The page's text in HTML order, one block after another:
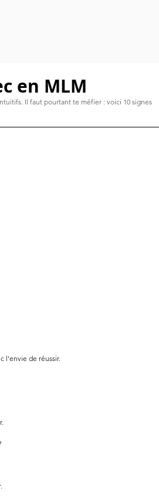
en MLM
Il faut pourtant te méfier : voici 10 signes
l'envie de réussir.